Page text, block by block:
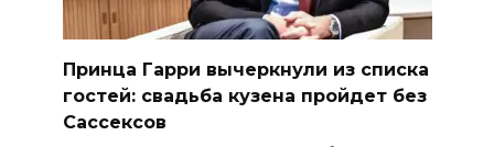
Принца Гарри вычеркнули из списка
гостей: свадьба кузена пройдет без
Сассексов